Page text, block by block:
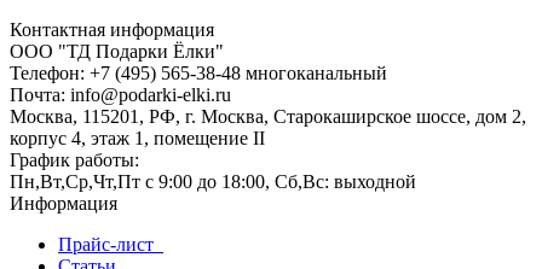
Контактная информация
ООО "ТД Подарки Ёлки"
Телефон: +7 (495) 565-38-48 многоканальный
Почта: info@podarki-elki.ru
Москва, 115201, РФ, г. Москва, Старокаширское шоссе, дом 2,
корпус 4, этаж 1, помещение II
График работы:
Пн,Вт,Ср,Чт,Пт с 9:00 до 18:00, Сб,Вс: выходной
Информация
Прайс-лист